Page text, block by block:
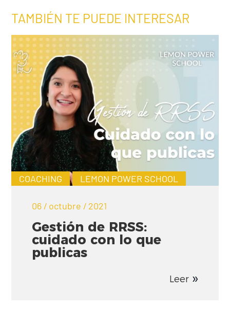
TAMBIÉN TE PUEDE INTERESAR
COACHING LEMON POWER SCHOOL
06 / octubre / 2021
Gestión de RRSS:
cuidado con lo que
publicas
Leer